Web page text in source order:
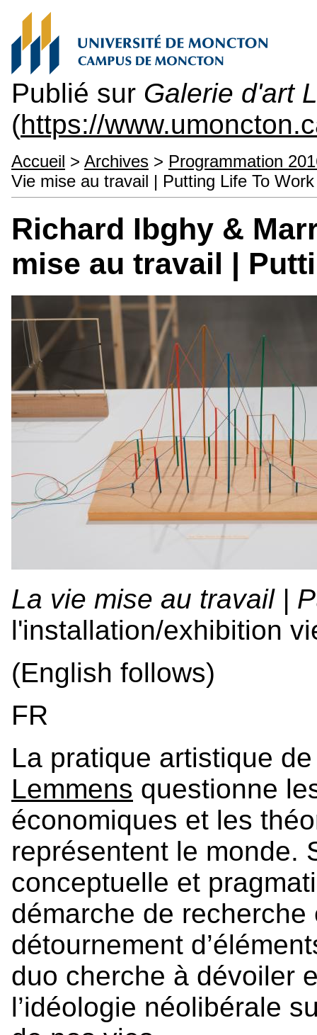
Publié sur Galerie d'art
(https://
Accueil > Archives > Programmation
Vie mise au travail | Putting Life To Work
Richard Ibghy &
mise au travail |
La vie mise au travail |
l'installation/exhibition
(English follows)
FR
La pratique artistique
Lemmens questionne
économiques et les
représentent le monde.
conceptuelle et
démarche de
détournement
duo cherche à dévoiler
l’idéologie néolibérale